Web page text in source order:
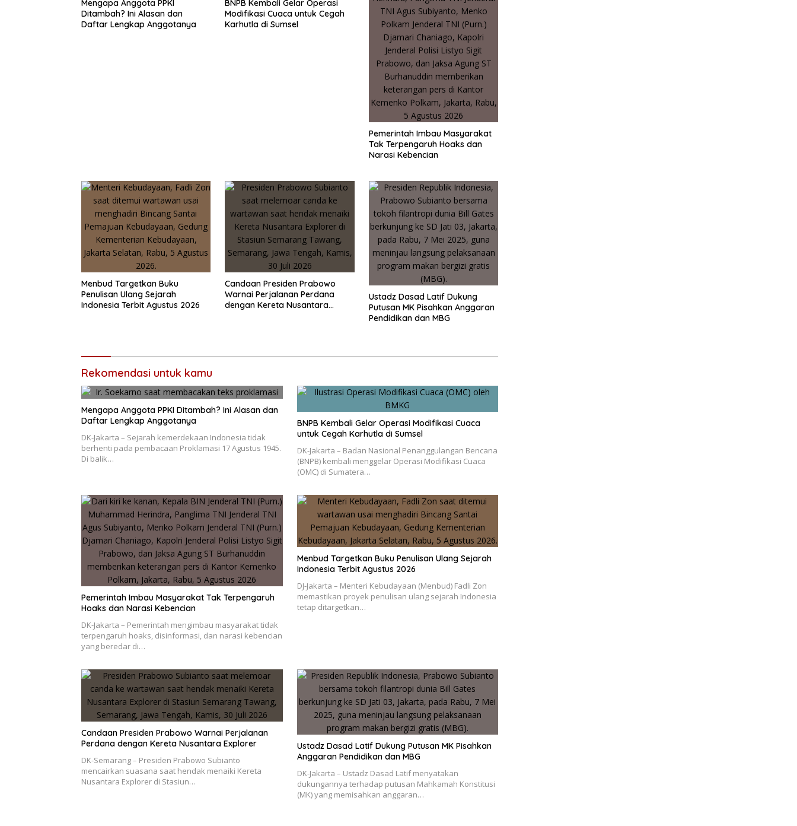
Mengapa Anggota PPKI
Ditambah? Ini Alasan dan
Daftar Lengkap Anggotanya
BNPB Kembali Gelar Operasi
Modifikasi Cuaca untuk Cegah
Karhutla di Sumsel
Pemerintah Imbau Masyarakat
Tak Terpengaruh Hoaks dan
Narasi Kebencian
Menbud Targetkan Buku
Penulisan Ulang Sejarah
Indonesia Terbit Agustus 2026
Candaan Presiden Prabowo
Warnai Perjalanan Perdana
dengan Kereta Nusantara
Ustadz Dasad Latif Dukung
Putusan MK Pisahkan Anggaran
Pendidikan dan MBG
Rekomendasi untuk kamu
Mengapa Anggota PPKI Ditambah? Ini Alasan dan
Daftar Lengkap Anggotanya
DK-Jakarta – Sejarah kemerdekaan Indonesia tidak
berhenti pada pembacaan Proklamasi 17 Agustus 1945.
Di balik…
BNPB Kembali Gelar Operasi Modifikasi Cuaca
untuk Cegah Karhutla di Sumsel
DK-Jakarta – Badan Nasional Penanggulangan Bencana
(BNPB) kembali menggelar Operasi Modifikasi Cuaca
(OMC) di Sumatera…
Pemerintah Imbau Masyarakat Tak Terpengaruh
Hoaks dan Narasi Kebencian
DK-Jakarta – Pemerintah mengimbau masyarakat tidak
terpengaruh hoaks, disinformasi, dan narasi kebencian
yang beredar di…
Menbud Targetkan Buku Penulisan Ulang Sejarah
Indonesia Terbit Agustus 2026
DJ-Jakarta – Menteri Kebudayaan (Menbud) Fadli Zon
memastikan proyek penulisan ulang sejarah Indonesia
tetap ditargetkan…
Candaan Presiden Prabowo Warnai Perjalanan
Perdana dengan Kereta Nusantara Explorer
DK-Semarang – Presiden Prabowo Subianto
mencairkan suasana saat hendak menaiki Kereta
Nusantara Explorer di Stasiun…
Ustadz Dasad Latif Dukung Putusan MK Pisahkan
Anggaran Pendidikan dan MBG
DK-Jakarta – Ustadz Dasad Latif menyatakan
dukungannya terhadap putusan Mahkamah Konstitusi
(MK) yang memisahkan anggaran…